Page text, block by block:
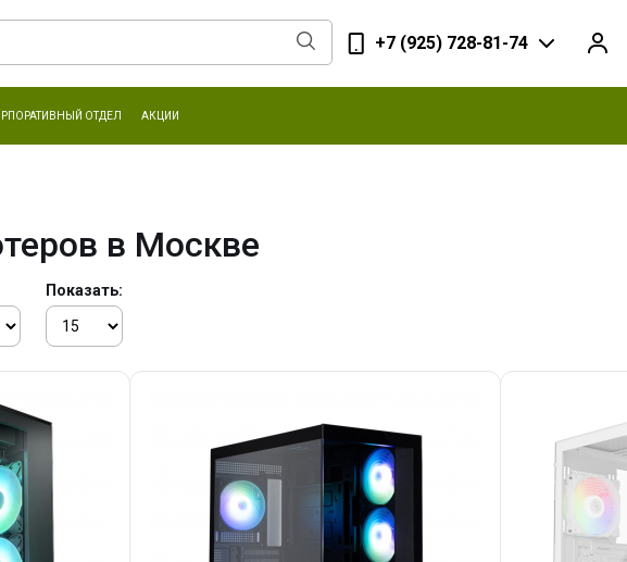
+7 (925) 728-81-74
ОТДЕЛ АКЦИИ
в Москве
Показать: